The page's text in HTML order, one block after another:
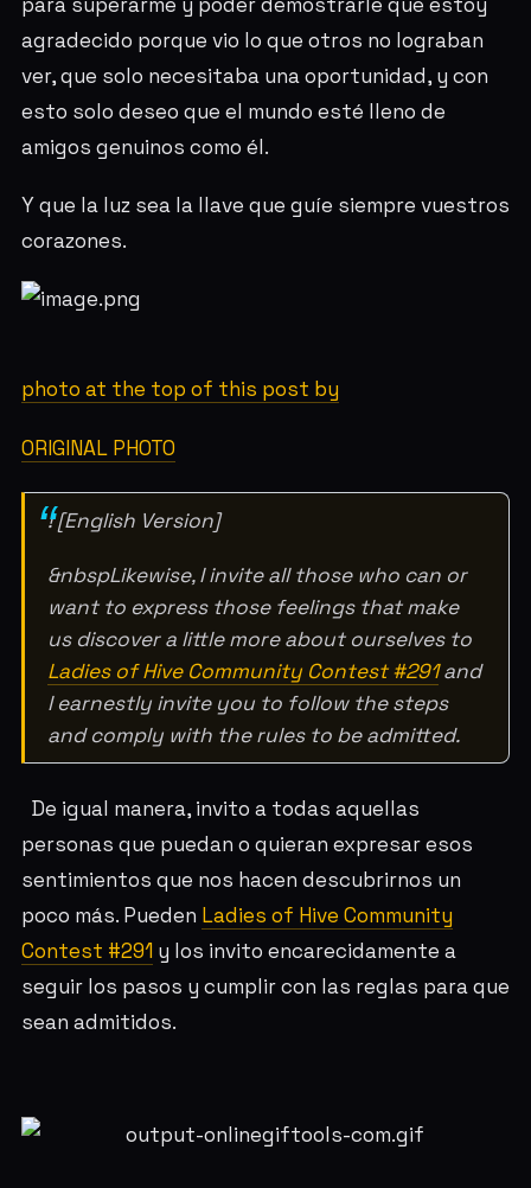
agradecido porque vio lo que otros no lograban
ver, que solo necesitaba una oportunidad, y con
esto solo deseo que el mundo esté lleno de
amigos genuinos como él.
Y que la luz sea la llave que guíe siempre vuestros
corazones.
photo at the top of this post by
ORIGINAL PHOTO
! [English Version]
&nbspLikewise, I invite all those who can or
want to express those feelings that make
us discover a little more about ourselves to
Ladies of Hive Community Contest #291and
I earnestly invite you to follow the steps
and comply with the rules to be admitted.
De igual manera, invito a todas aquellas
personas que puedan o quieran expresar esos
sentimientos que nos hacen descubrirnos un
poco más. Pueden Ladies of Hive Community
Contest #291 y los invito encarecidamente a
seguir los pasos y cumplir con las reglas para que
sean admitidos.